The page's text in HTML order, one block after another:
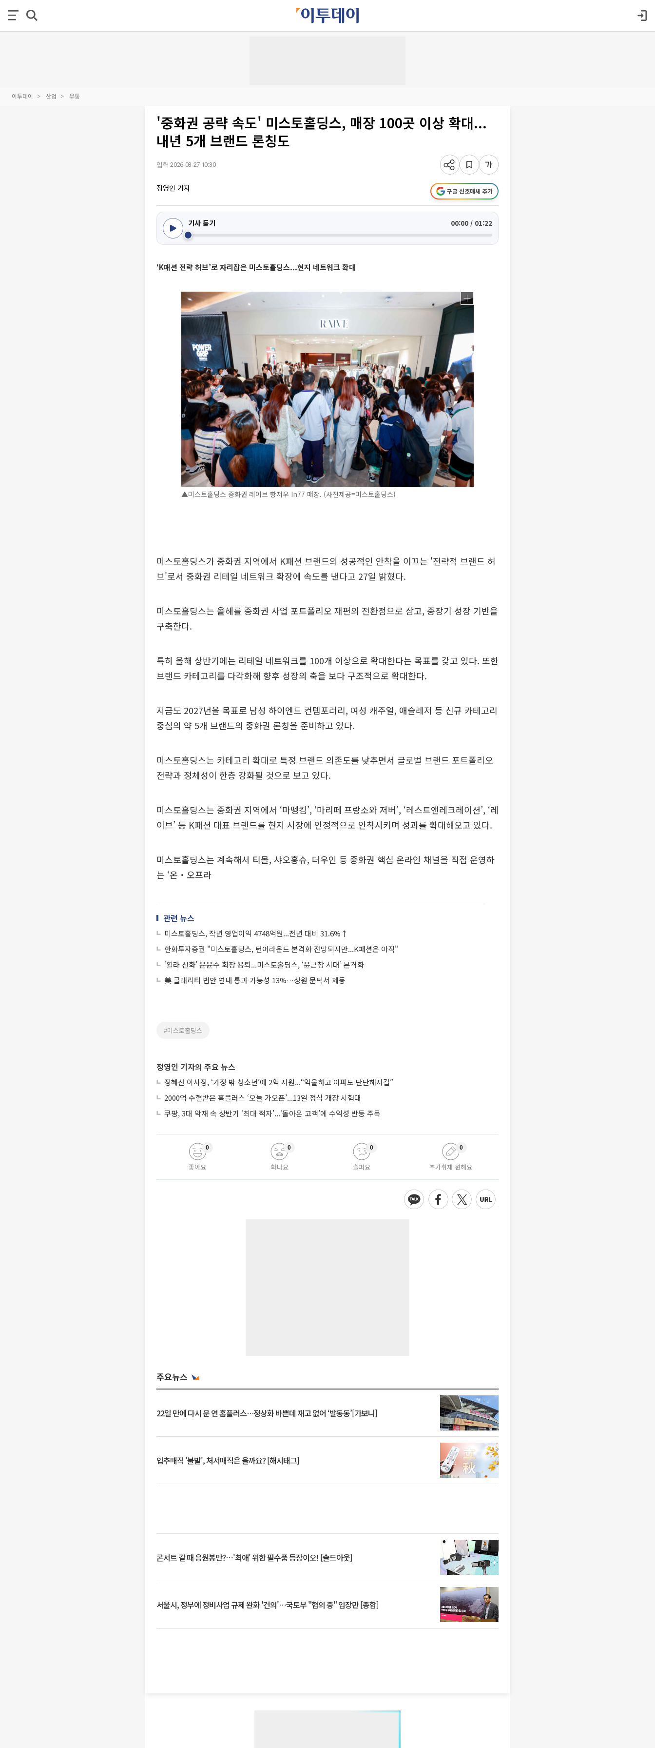
이투데이 산업 유통
'중화권 공략 속도' 미스토홀딩스, 매장 100곳 이상 확대...
내년 5개 브랜드 론칭도
입력 2026-03-27 10:30
정영인 기자 구글 선호매체 추가
기사 듣기 00:00 / 01:22
‘K패션 전략 허브’로 자리잡은 미스토홀딩스...현지 네트워크 확대
▲미스토홀딩스 중화권 레이브 항저우 In77 매장. (사진제공=미스토홀딩스)
미스토홀딩스가 중화권 지역에서 K패션 브랜드의 성공적인 안착을 이끄는 '전략적 브랜드 허
브'로서 중화권 리테일 네트워크 확장에 속도를 낸다고 27일 밝혔다.
미스토홀딩스는 올해를 중화권 사업 포트폴리오 재편의 전환점으로 삼고, 중장기 성장 기반을
구축한다.
특히 올해 상반기에는 리테일 네트워크를 100개 이상으로 확대한다는 목표를 갖고 있다. 또한
브랜드 카테고리를 다각화해 향후 성장의 축을 보다 구조적으로 확대한다.
지금도 2027년을 목표로 남성 하이엔드 컨템포러리, 여성 캐주얼, 애슬레저 등 신규 카테고리
중심의 약 5개 브랜드의 중화권 론칭을 준비하고 있다.
미스토홀딩스는 카테고리 확대로 특정 브랜드 의존도를 낮추면서 글로벌 브랜드 포트폴리오
전략과 정체성이 한층 강화될 것으로 보고 있다.
미스토홀딩스는 중화권 지역에서 ‘마뗑킴’, ‘마리떼 프랑소와 저버’, ‘레스트앤레크레이션’, ‘레
이브’ 등 K패션 대표 브랜드를 현지 시장에 안정적으로 안착시키며 성과를 확대해오고 있다.
미스토홀딩스는 계속해서 티몰, 샤오홍슈, 더우인 등 중화권 핵심 온라인 채널을 직접 운영하
는 ‘온‧오프라
관련 뉴스
미스토홀딩스, 작년 영업이익 4748억원...전년 대비 31.6%↑
한화투자증권 "미스토홀딩스, 턴어라운드 본격화 전망되지만...K패션은 아직"
‘휠라 신화’ 윤윤수 회장 용퇴...미스토홀딩스, ‘윤근창 시대’ 본격화
美 클래리티 법안 연내 통과 가능성 13%…상원 문턱서 제동
#미스토홀딩스
정영인 기자의 주요 뉴스
장혜선 이사장, ‘가정 밖 청소년’에 2억 지원...“억울하고 아파도 단단해지길”
2000억 수혈받은 홈플러스 ‘오늘 가오픈’...13일 정식 개장 시험대
쿠팡, 3대 악재 속 상반기 ‘최대 적자’...‘돌아온 고객’에 수익성 반등 주목
좋아요
0
화나요
0
슬퍼요
0
추가취재 원해요
0
주요뉴스
22일 만에 다시 문 연 홈플러스…정상화 바쁜데 재고 없어 ‘발동동’[가보니]
입추매직 '불발', 처서매직은 올까요? [해시태그]
콘서트 갈 때 응원봉만?⋯'최애' 위한 필수품 등장이오! [솔드아웃]
서울시, 정부에 정비사업 규제 완화 '건의'⋯국토부 "협의 중" 입장만 [종합]